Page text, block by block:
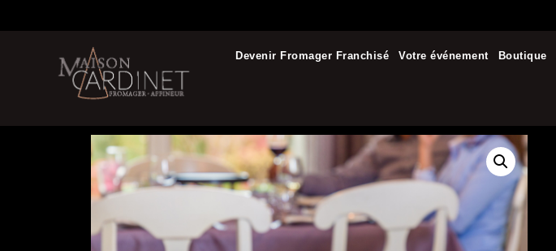
Devenir Fromager Franchisé Votre événement Boutique